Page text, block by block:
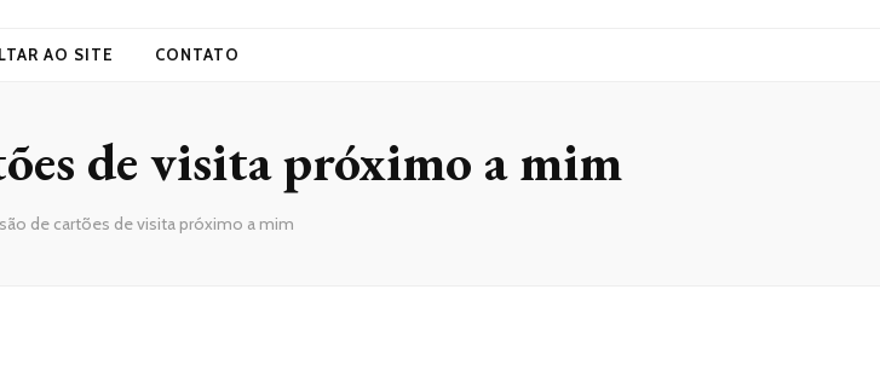
AO SITE CONTATO
de visita próximo a mim
de cartões de visita próximo a mim